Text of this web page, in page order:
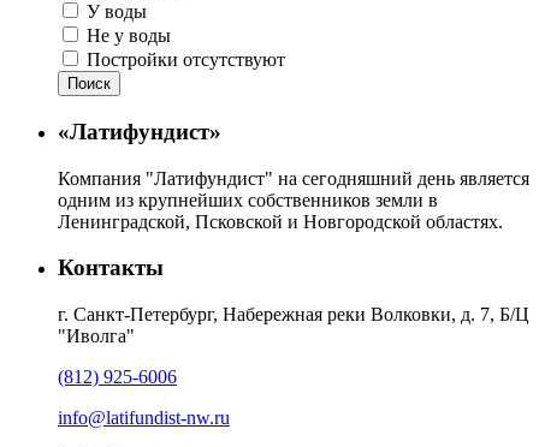
У воды
Не у воды
Постройки отсутствуют
Поиск
«Латифундист»
Компания "Латифундист" на сегодняшний день является
одним из крупнейших собственников земли в
Ленинградской, Псковской и Новгородской областях.
Контакты
г. Санкт-Петербург, Набережная реки Волковки, д. 7, Б/Ц
"Иволга"
(812) 925-6006
info@latifundist-nw.ru